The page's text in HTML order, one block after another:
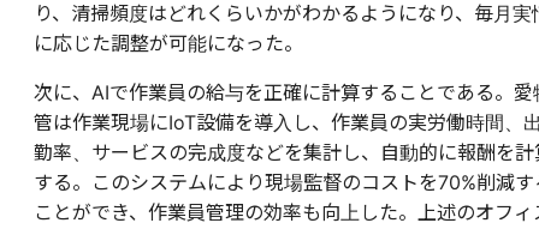
り、清掃頻度はどれくらいかがわかるようになり、毎月実
に応じた調整が可能になった。
次に、AIで作業員の給与を正確に計算することである。愛
管は作業現場にIoT設備を導入し、作業員の実労働時間、
勤率、サービスの完成度などを集計し、自動的に報酬を計
する。このシステムにより現場監督のコストを70%削減す
ことができ、作業員管理の効率も向上した。上述のオフィ